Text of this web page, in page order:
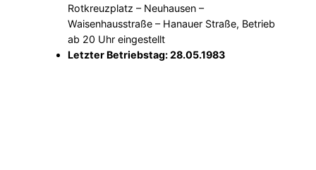
Rotkreuzplatz – Neuhausen –
Waisenhausstraße – Hanauer Straße, Betrieb
ab 20 Uhr eingestellt
Letzter Betriebstag: 28.05.1983